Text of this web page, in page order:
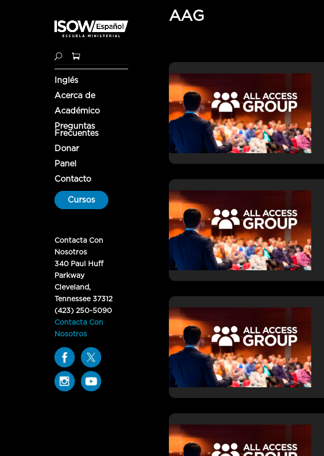
Inglés
Acerca de
Académico
Preguntas
Frecuentes
Donar
Panel
Contacto
Cursos
Contacta Con
Nosotros
340 Paul Huff
Parkway
Cleveland,
Tennessee 37312
(423) 250-5090
Contacta Con
Nosotros
AAG